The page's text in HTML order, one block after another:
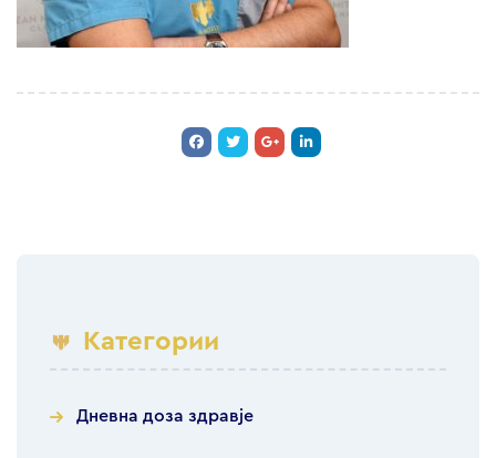
Категории
Дневна доза здравје